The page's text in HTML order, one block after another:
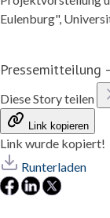
Eulenburg",
Pressemitteilung
Diese Story teilen
Link kopieren
Link wurde kopiert!
Runterladen